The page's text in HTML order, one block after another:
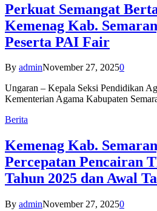
Perkuat Semangat
Kemenag Kab.
Peserta PAI Fair
By adminNovember 27, 20250
Ungaran – Kepala Seksi Pendidikan
Kementerian Agama Kabupaten
Berita
Kemenag Kab.
Percepatan Pencairan
Tahun 2025 dan Awal
By adminNovember 27, 20250